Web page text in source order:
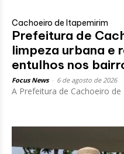
Cachoeiro de Itapemirim
Prefeitura de
limpeza urbana e
entulhos nos
Focus News 6 de agosto de 2026
A Prefeitura de Cachoeiro